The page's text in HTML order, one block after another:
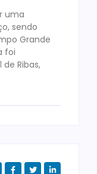
uma
sendo
Grande
foi
Ribas,